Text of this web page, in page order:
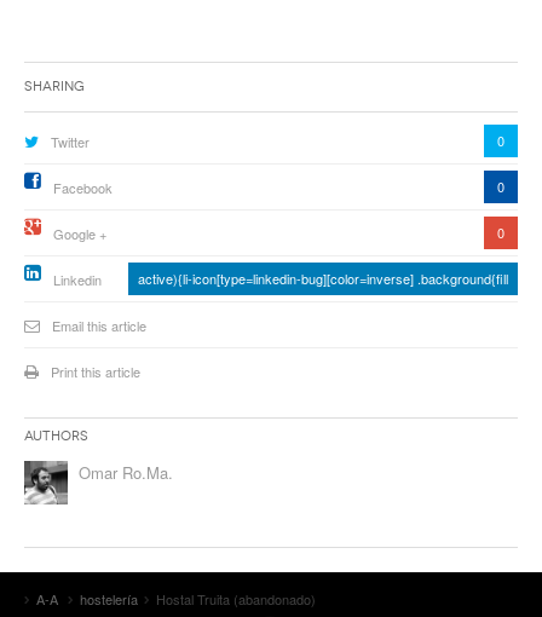
Sharing
Twitter 0
Facebook 0
Google + 0
Linkedin active){li-icon[type=linkedin-bug][color=inverse] .background{fill
Email this article
Print this article
Authors
Omar Ro.Ma.
A-A hostelería Hostal Truita (abandonado)